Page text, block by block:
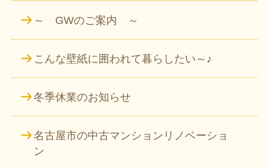
～ GWのご案内 ～
こんな壁紙に囲われて暮らしたい～♪
冬季休業のお知らせ
名古屋市の中古マンションリノベーショ
ン